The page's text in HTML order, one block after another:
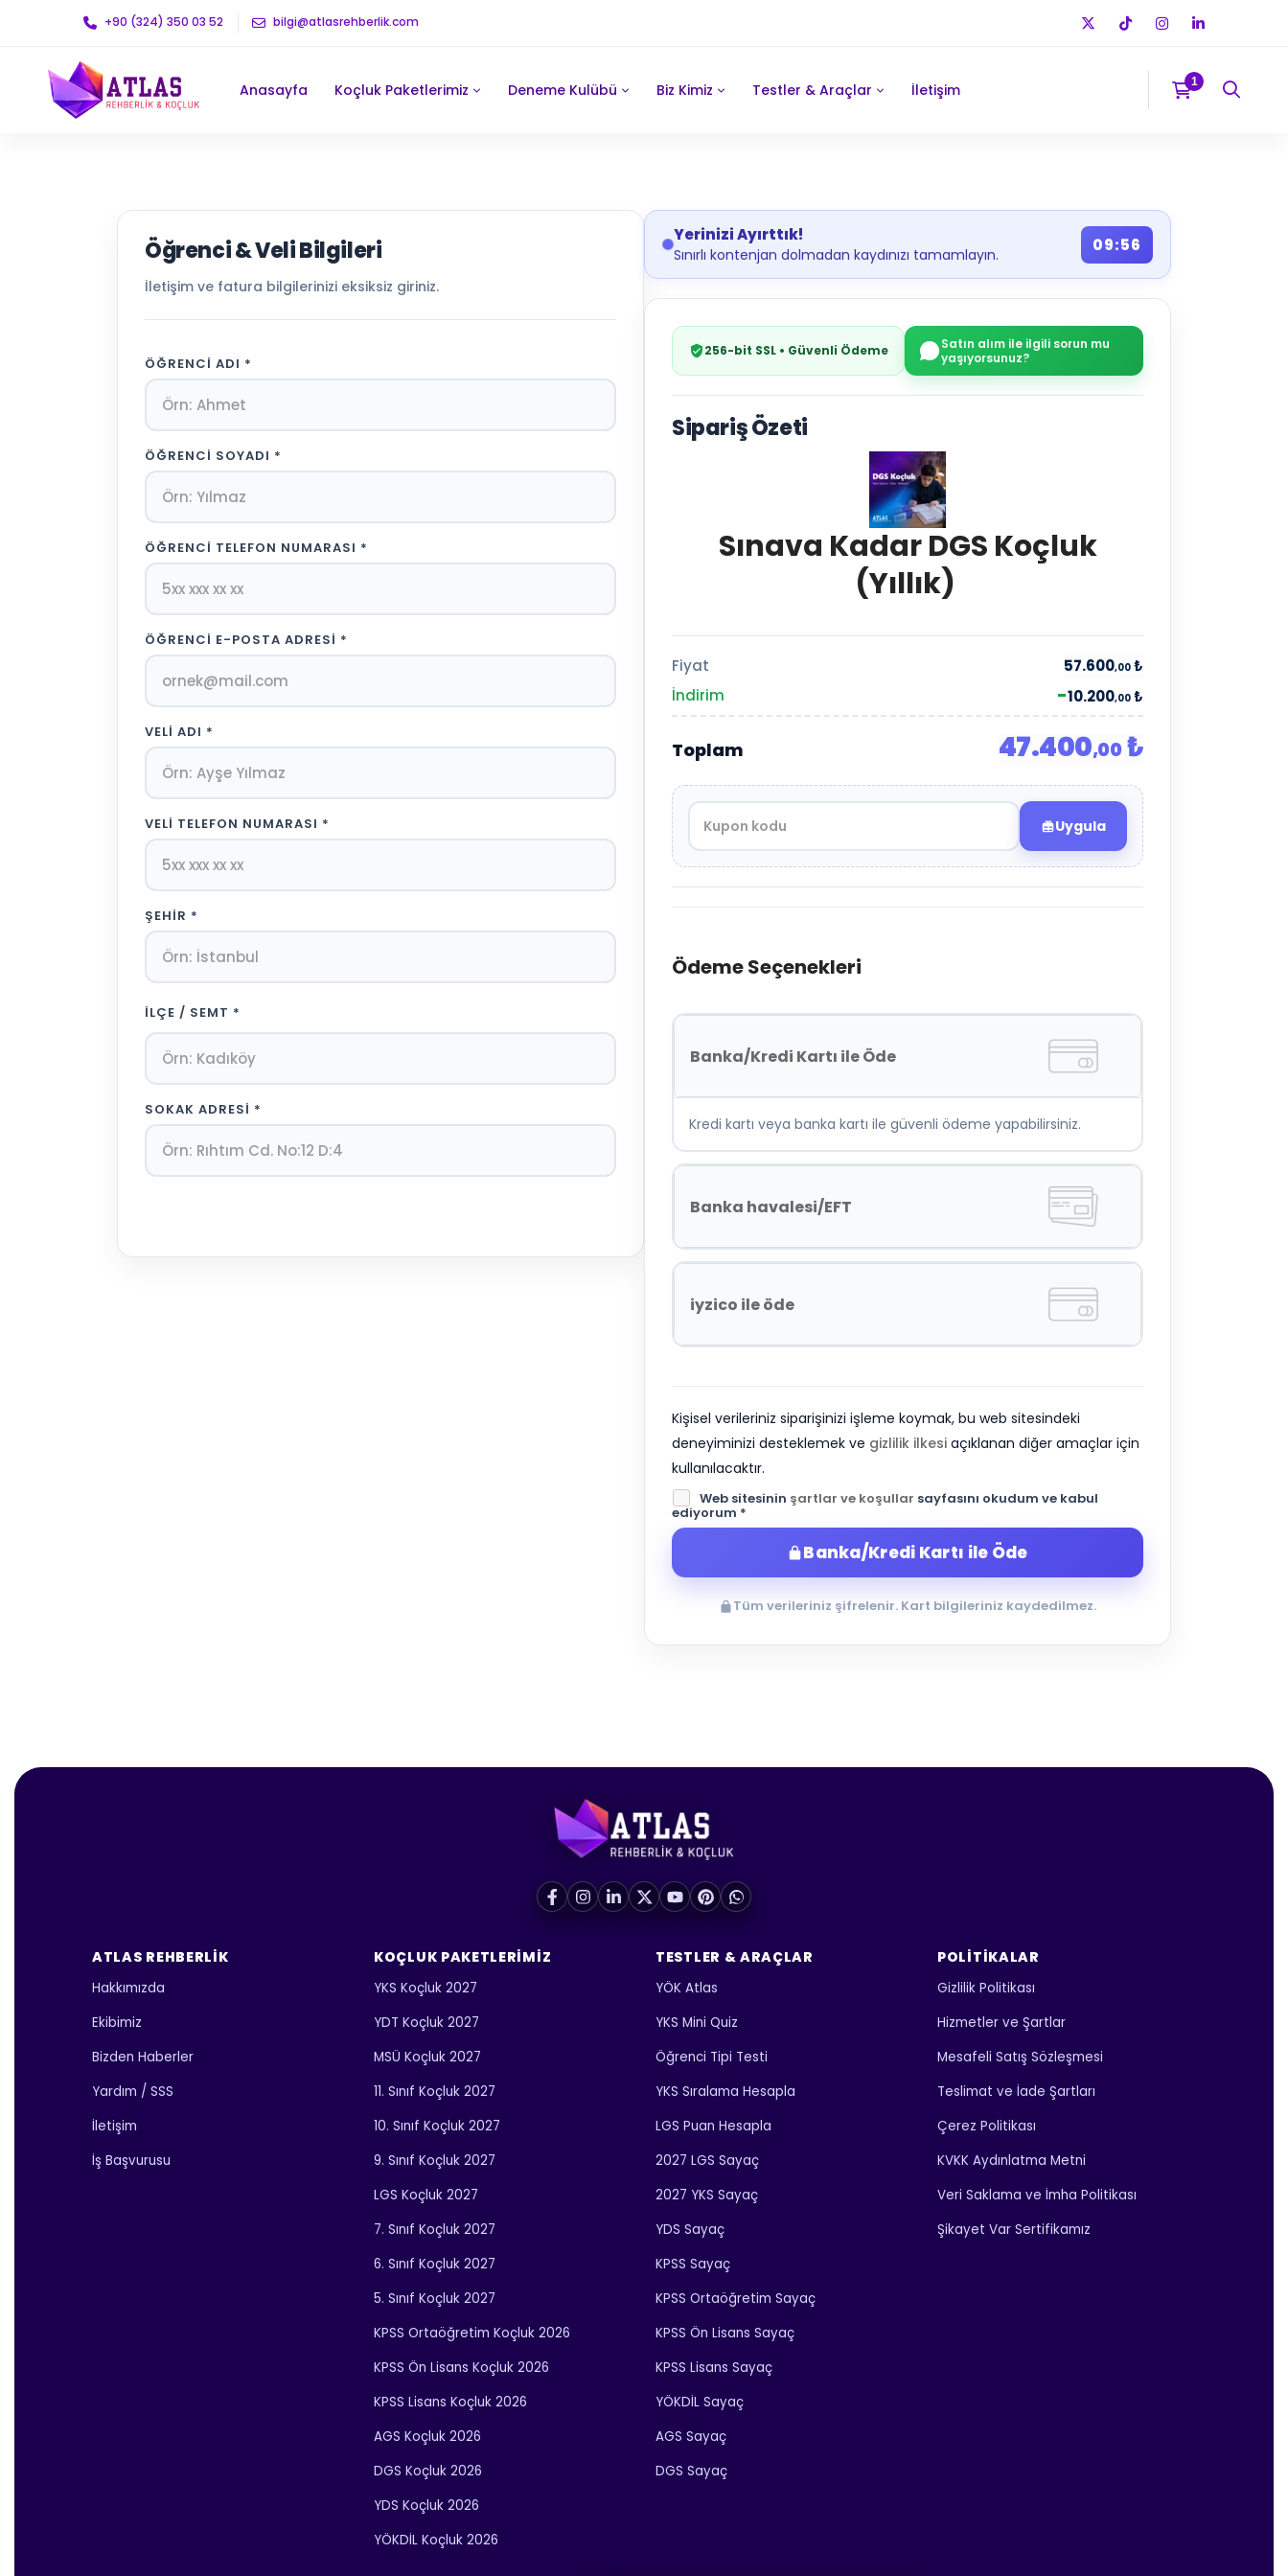
+90 (324) 350 03 52 bilgi@atlasrehberlik.com
Anasayfa Koçluk Paketlerimiz Deneme Kulübü Biz Kimiz Testler & Araçlar İletişim
Öğrenci & Veli Bilgileri
İletişim ve fatura bilgilerinizi eksiksiz giriniz.
ÖĞRENCI ADI *
ÖĞRENCI SOYADI *
ÖĞRENCI TELEFON NUMARASI *
ÖĞRENCI E-POSTA ADRESI *
VELI ADI *
VELI TELEFON NUMARASI *
ŞEHIR *
İLÇE / SEMT *
SOKAK ADRESI *
Yerinizi Ayırttık!
Sınırlı kontenjan dolmadan kaydınızı tamamlayın.
09:55
256-bit SSL • Güvenli Ödeme
Satın alım ile ilgili sorun mu
yaşıyorsunuz?
Sipariş Özeti
Sınava Kadar DGS Koçluk
(Yıllık)
Fiyat 57.600,00 ₺
İndirim
-10.200,00 ₺
Toplam 47.400,00 ₺
Uygula
Ödeme Seçenekleri
Banka/Kredi Kartı ile Öde
Kredi kartı veya banka kartı ile güvenli ödeme yapabilirsiniz.
Banka havalesi/EFT
iyzico ile öde
Kişisel verileriniz siparişinizi işleme koymak, bu web sitesindeki
deneyiminizi desteklemek ve gizlilik ilkesi açıklanan diğer amaçlar için
kullanılacaktır.
Web sitesinin şartlar ve koşullar sayfasını okudum ve kabul
ediyorum *
Banka/Kredi Kartı ile Öde
Tüm verileriniz şifrelenir. Kart bilgileriniz kaydedilmez.
ATLAS REHBERLIK
Hakkımızda
Ekibimiz
Bizden Haberler
Yardım / SSS
İletişim
İş Başvurusu
KOÇLUK PAKETLERIMIZ
YKS Koçluk 2027
YDT Koçluk 2027
MSÜ Koçluk 2027
11. Sınıf Koçluk 2027
10. Sınıf Koçluk 2027
9. Sınıf Koçluk 2027
LGS Koçluk 2027
7. Sınıf Koçluk 2027
6. Sınıf Koçluk 2027
5. Sınıf Koçluk 2027
KPSS Ortaöğretim Koçluk 2026
KPSS Ön Lisans Koçluk 2026
KPSS Lisans Koçluk 2026
AGS Koçluk 2026
DGS Koçluk 2026
YDS Koçluk 2026
YÖKDİL Koçluk 2026
TESTLER & ARAÇLAR
YÖK Atlas
YKS Mini Quiz
Öğrenci Tipi Testi
YKS Sıralama Hesapla
LGS Puan Hesapla
2027 LGS Sayaç
2027 YKS Sayaç
YDS Sayaç
KPSS Sayaç
KPSS Ortaöğretim Sayaç
KPSS Ön Lisans Sayaç
KPSS Lisans Sayaç
YÖKDİL Sayaç
AGS Sayaç
DGS Sayaç
POLITIKALAR
Gizlilik Politikası
Hizmetler ve Şartlar
Mesafeli Satış Sözleşmesi
Teslimat ve İade Şartları
Çerez Politikası
KVKK Aydınlatma Metni
Veri Saklama ve İmha Politikası
Şikayet Var Sertifikamız